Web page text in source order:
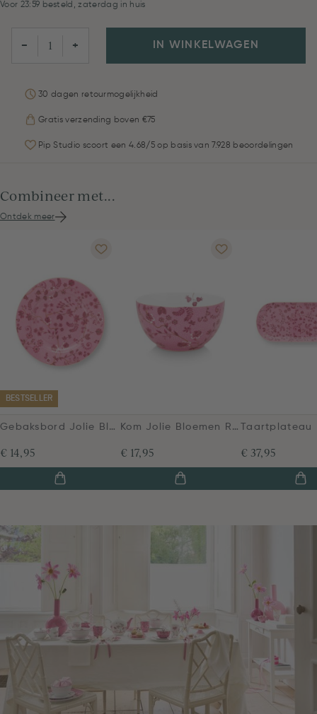
Voor 23:59 besteld, zaterdag in huis
− + IN WINKELWAGEN
30 dagen retourmogelijkheid
Gratis verzending boven €75
Pip Studio scoort een 4.68/5 op basis van 7.928 beoordelingen
Combineer met...
Ontdek meer
BESTSELLER
Gebaksbord Jolie Bloemen Roze 17cm
€ 14,95
Kom Jolie Bloemen Roze 12cm
€ 17,95 € 37,95